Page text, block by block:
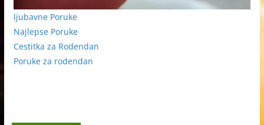
ljubavne Poruke
Najlepse Poruke
Cestitka za Rodendan
Poruke za rodendan